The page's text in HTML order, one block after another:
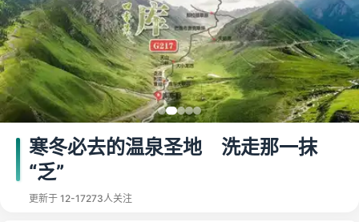
寒冬必去的温泉圣地 洗走那一抹
“乏”
更新于 12-17273人关注